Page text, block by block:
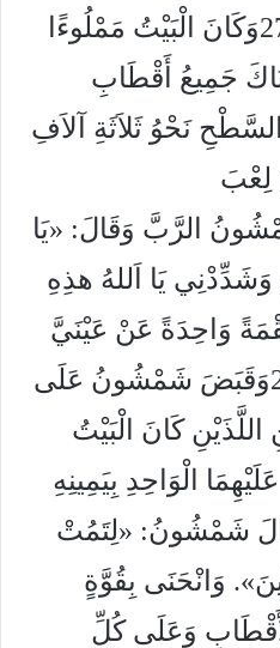
عَلَيْهَا لأَسْتَنِدَ عَلَيْهَا». 27وَكَانَ الْبَيْتُ مَمْلُوءًا
جَمِيعُ أَقْطَابِ
نَحْوُ ثَلاَثَةِ آلاَفِ
لِعْبَ
شَمْشُونُ الرَّبَّ وَقَالَ: «يَا
يَا اَللهُ هذِهِ
وَاحِدَةً عَنْ عَيْنَيَّ
مِنَ الْفِلِسْطِينِيِّينَ». 29وَقَبَضَ شَمْشُونُ عَلَى
اللَّذَيْنِ كَانَ الْبَيْتُ
الْوَاحِدِ بِيَمِينِهِ
بِيَسَارِهِ. 30وَقَالَ شَمْشُونُ: «لِتَمُتْ
وَانْحَنَى بِقُوَّةٍ
وَعَلَى كُلِّ